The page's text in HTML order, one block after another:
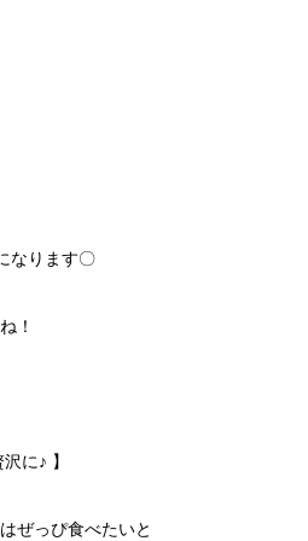
なります〇
！
に♪ 】
ぜっぴ食べたいと